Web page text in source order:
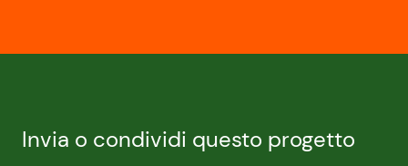
Invia o condividi questo progetto